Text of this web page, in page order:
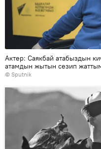
Актер: Саякбай атабыздын
атамдын жытын сезип
© Sputnik